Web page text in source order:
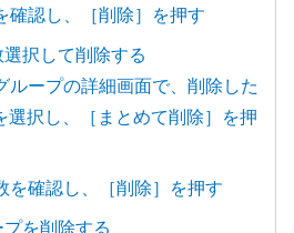
確認し、［削除］を押す
択して削除する
ループの詳細画面で、削除した
選択し、［まとめて削除］を押
を確認し、［削除］を押す
を削除する